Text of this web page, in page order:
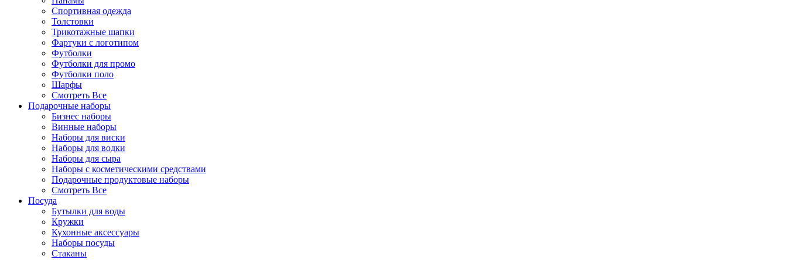
Спортивная одежда
Толстовки
Трикотажные шапки
Фартуки с логотипом
Футболки
Футболки для промо
Футболки поло
Шарфы
Смотреть Все
Подарочные наборы
Бизнес наборы
Винные наборы
Наборы для виски
Наборы для водки
Наборы для сыра
Наборы с косметическими средствами
Подарочные продуктовые наборы
Смотреть Все
Посуда
Бутылки для воды
Кружки
Кухонные аксессуары
Наборы посуды
Стаканы